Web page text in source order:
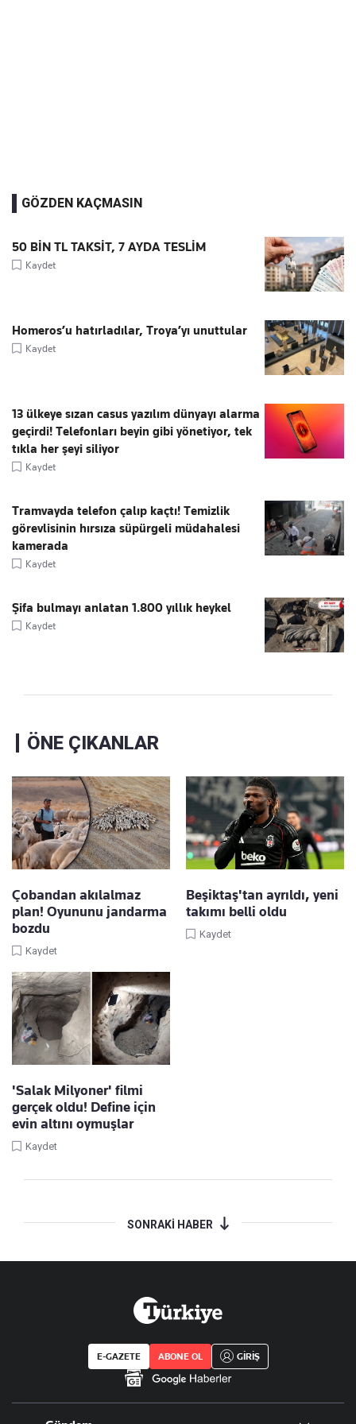
GÖZDEN KAÇMASIN
50 BİN TL TAKSİT, 7 AYDA TESLİM
Kaydet
Homeros’u hatırladılar, Troya’yı unuttular
Kaydet
13 ülkeye sızan casus yazılım dünyayı alarma
geçirdi! Telefonları beyin gibi yönetiyor, tek
tıkla her şeyi siliyor
Kaydet
Tramvayda telefon çalıp kaçtı! Temizlik
görevlisinin hırsıza süpürgeli müdahalesi
kamerada
Kaydet
Şifa bulmayı anlatan 1.800 yıllık heykel
Kaydet
ÖNE ÇIKANLAR
Çobandan akılalmaz
plan! Oyununu jandarma
bozdu
Kaydet
Beşiktaş'tan ayrıldı, yeni
takımı belli oldu
Kaydet
'Salak Milyoner' filmi
gerçek oldu! Define için
evin altını oymuşlar
Kaydet
SONRAKİ HABER
E-GAZETE ABONE OL GİRİŞ